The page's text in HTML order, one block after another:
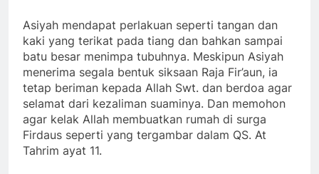
Asiyah mendapat perlakuan seperti tangan dan
kaki yang terikat pada tiang dan bahkan sampai
batu besar menimpa tubuhnya. Meskipun Asiyah
menerima segala bentuk siksaan Raja Fir’aun, ia
tetap beriman kepada Allah Swt. dan berdoa agar
selamat dari kezaliman suaminya. Dan memohon
agar kelak Allah membuatkan rumah di surga
Firdaus seperti yang tergambar dalam QS. At
Tahrim ayat 11.